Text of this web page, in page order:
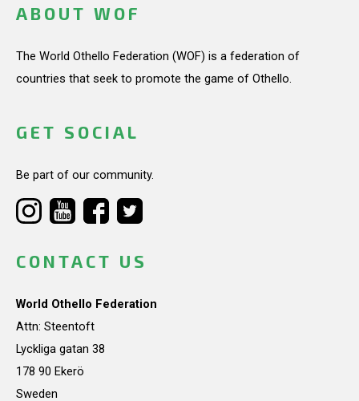
ABOUT WOF
The World Othello Federation (WOF) is a federation of
countries that seek to promote the game of Othello.
GET SOCIAL
Be part of our community.
CONTACT US
World Othello Federation
Attn: Steentoft
Lyckliga gatan 38
178 90 Ekerö
Sweden